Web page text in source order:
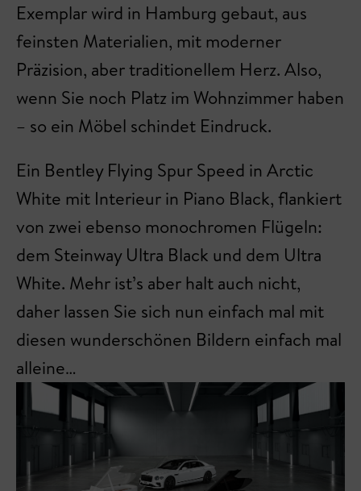
Exemplar wird in Hamburg gebaut, aus
feinsten Materialien, mit moderner
Präzision, aber traditionellem Herz. Also,
wenn Sie noch Platz im Wohnzimmer haben
– so ein Möbel schindet Eindruck.
Ein Bentley Flying Spur Speed in Arctic
White mit Interieur in Piano Black, flankiert
von zwei ebenso monochromen Flügeln:
dem Steinway Ultra Black und dem Ultra
White. Mehr ist’s aber halt auch nicht,
daher lassen Sie sich nun einfach mal mit
diesen wunderschönen Bildern einfach mal
alleine…